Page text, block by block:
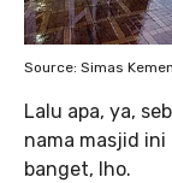
Source: Simas
Lalu apa, ya,
nama masjid
banget, lho.